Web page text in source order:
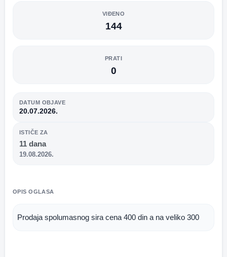
VIĐENO
144
PRATI
0
DATUM OBJAVE
20.07.2026.
ISTIČE ZA
11 dana
19.08.2026.
OPIS OGLASA
Prodaja spolumasnog sira cena 400 din a na veliko 300